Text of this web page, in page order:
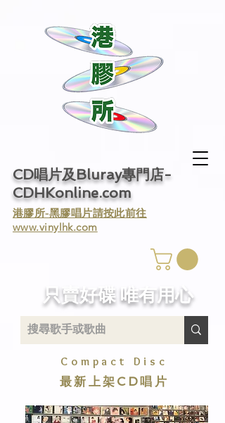
CD唱片及Bluray專門店-
CDHKonline.com
​港膠所-黑膠唱片請按此前往
www.vinylhk.com
​只賣好碟 唯有用心
Compact Disc
最新上架CD唱片